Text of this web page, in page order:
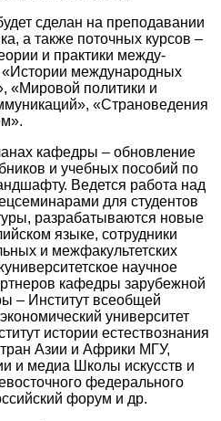
сделан на преподавании
а также поточных курсов –
и практики меж­ду­
«Истории международных
«Мировой политики и
«Страноведения
кафедры – обновление
и учебных пособий по
Ведется работа над
для студентов
разрабатываются новые
языке, сотрудники
и межфакультетских
научное
кафед­ры зарубежной
– Институт всеобщей
университет
истории естествознания
Азии и Африки МГУ,
и медиа Школы искусств и
федерального
форум и др.